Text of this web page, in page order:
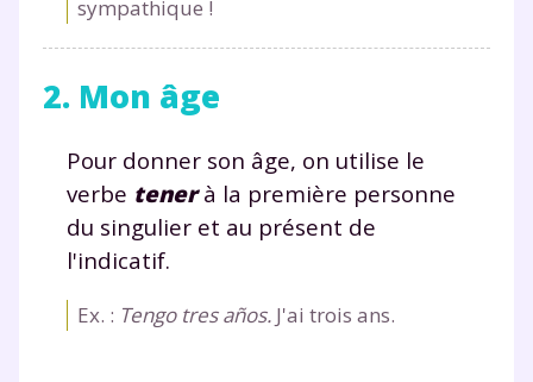
sympathique !
2. Mon âge
Pour donner son âge, on utilise le
verbe tenerà la première personne
du singulier et au présent de
l'indicatif.
Ex. : Tengo tres años. J'ai trois ans.